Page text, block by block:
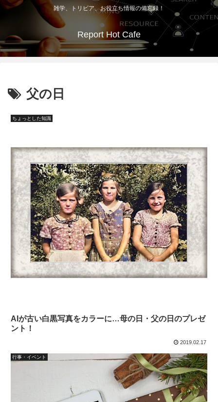
雑学、トリビア、お役立ち情報の備忘録！
Report Hot Cafe
父の日
ちょっとした知識
AIが古い白黒写真をカラーに…母の日・父の日のプレゼ
ント！
2019.02.17
行事・イベント